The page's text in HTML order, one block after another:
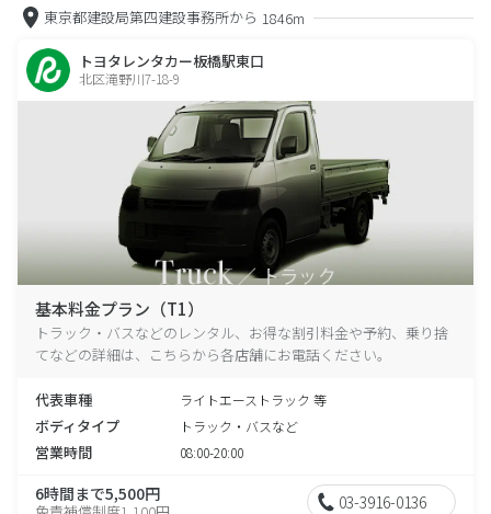
東京都建設局第四建設事務所から 1846m
トヨタレンタカー板橋駅東口
北区滝野川7-18-9
基本料金プラン（T1）
トラック・バスなどのレンタル、お得な割引料金や予約、乗り捨
てなどの詳細は、こちらから各店舗にお電話ください。
代表車種 ライトエーストラック 等
ボディタイプ トラック・バスなど
営業時間 08:00-20:00
6時間まで5,500円 03-3916-0136